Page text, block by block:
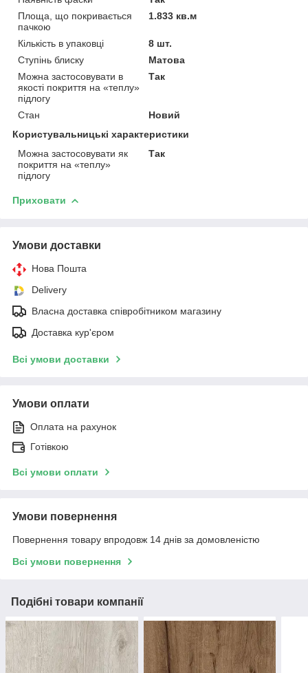
Площа, що покривається
пачкою
1.833 кв.м
Кількість в упаковці
8 шт.
Ступінь блиску
Матова
Можна застосовувати в
якості покриття на «теплу»
підлогу
Так
Стан
Новий
Користувальницькі характеристики
Можна застосовувати як
покриття на «теплу»
підлогу
Так
Приховати
Умови доставки
Нова Пошта
Delivery
Власна доставка співробітником магазину
Доставка кур'єром
Всі умови доставки
Умови оплати
Оплата на рахунок
Готівкою
Всі умови оплати
Умови повернення
Повернення товару впродовж 14 днів за домовленістю
Всі умови повернення
Подібні товари компанії